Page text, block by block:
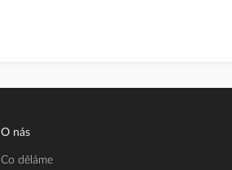
O nás
Co děláme